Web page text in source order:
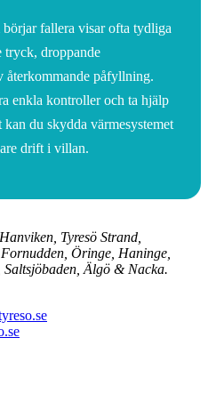
fallera visar ofta tydliga
tryck, droppande
återkommande påfyllning.
enkla kontroller och ta hjälp
du skydda värmesystemet
drift i villan.
Tyresö Strand,
Öringe, Haninge,
Saltsjöbaden, Älgö & Nacka.